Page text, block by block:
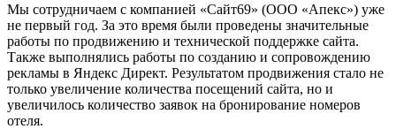
Мы сотрудничаем с компанией «Сайт69» (ООО «Апекс») уже
не первый год. За это время были проведены значительные
работы по продвижению и технической поддержке сайта.
Также выполнялись работы по созданию и сопровождению
рекламы в Яндекс Директ. Результатом продвижения стало не
только увеличение количества посещений сайта, но и
увеличилось количество заявок на бронирование номеров
отеля.